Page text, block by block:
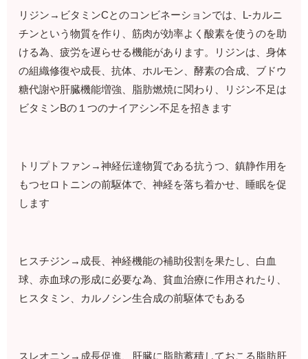
リジン→ビタミンCとのコンビネーションでは、L-カルニ
チンという物質を作り、筋肉が効率よく酸素を使うのを助
ける為、疲労を遅らせる機能があります。リジンは、身体
の組織修復や成長、抗体、ホルモン、酵素の合成、ブドウ
糖代謝や肝臓機能増強、脂肪燃焼に関わり、リジン不足は
ビタミンBの１つのナイアシン不足を招きます
トリプトファン→神経伝達物質である抗うつ、鎮静作用を
もつセロトニンの前駆体で、神経を落ち着かせ、睡眠を促
します
ヒスチジン→成長、神経機能の補助役割を果たし、白血
球、赤血球の形成に必要な為、貧血治療に作用されたり、
ヒスタミン、カルノシン生合成の前駆体でもある
スレオニン→成長促進、肝臓に脂肪蓄積しておこる脂肪肝